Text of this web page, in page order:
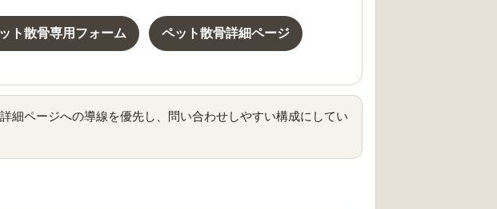
ト散骨専用フォーム ペット散骨詳細ページ
細ページへの導線を優先し、問い合わせしやすい構成にしてい